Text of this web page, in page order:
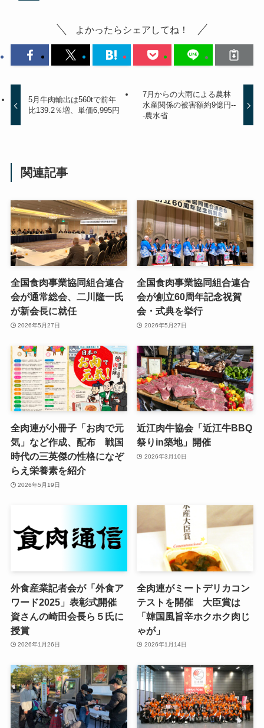
よかったらシェアしてね！
5月牛肉輸出は560tで前年
比139.2％増、単価6,995円
7月からの大雨による農林
水産関係の被害額約9億円--
-農水省
関連記事
全国食肉事業協同組合連合
会が通常総会、二川隆一氏
が新会長に就任
2026年5月27日
全国食肉事業協同組合連合
会が創立60周年記念祝賀
会・式典を挙行
2026年5月27日
全肉連が小冊子「お肉で元
気」など作成、配布 戦国
時代の三英傑の性格になぞ
らえ栄養素を紹介
2026年5月19日
近江肉牛協会「近江牛BBQ
祭りin築地」開催
2026年3月10日
外食産業記者会が「外食ア
ワード2025」表彰式開催
資さんの崎田会長ら５氏に
授賞
2026年1月26日
全肉連がミートデリカコン
テストを開催 大臣賞は
「韓国風旨辛ホクホク肉じ
ゃが」
2026年1月14日